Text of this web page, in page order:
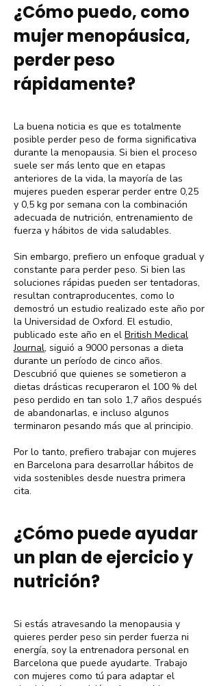
¿Cómo puedo, como
mujer menopáusica,
perder peso
rápidamente?
La buena noticia es que es totalmente
posible perder peso de forma significativa
durante la menopausia. Si bien el proceso
suele ser más lento que en etapas
anteriores de la vida, la mayoría de las
mujeres pueden esperar perder entre 0,25
y 0,5 kg por semana con la combinación
adecuada de nutrición, entrenamiento de
fuerza y hábitos de vida saludables.
Sin embargo, prefiero un enfoque gradual y
constante para perder peso. Si bien las
soluciones rápidas pueden ser tentadoras,
resultan contraproducentes, como lo
demostró un estudio realizado este año por
la Universidad de Oxford. El estudio,
publicado este año en el British Medical
Journal, siguió a 9000 personas a dieta
durante un período de cinco años.
Descubrió que quienes se sometieron a
dietas drásticas recuperaron el 100 % del
peso perdido en tan solo 1,7 años después
de abandonarlas, e incluso algunos
terminaron pesando más que al principio.
Por lo tanto, prefiero trabajar con mujeres
en Barcelona para desarrollar hábitos de
vida sostenibles desde nuestra primera
cita.
¿Cómo puede ayudar
un plan de ejercicio y
nutrición?
Si estás atravesando la menopausia y
quieres perder peso sin perder fuerza ni
energía, soy la entrenadora personal en
Barcelona que puede ayudarte. Trabajo
con mujeres como tú para adaptar el